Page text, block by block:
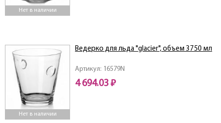
Нет в наличии
Нет в наличии
Артикул: 16579N
Ведерко для льда "glacier", объем 3750 мл
4 694.03 ₽